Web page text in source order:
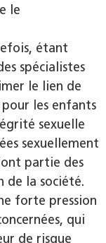
le
étant
spécialistes
le lien de
les enfants
sexuelle
sexuellement
partie des
de la société.
forte pression
qui
de risque